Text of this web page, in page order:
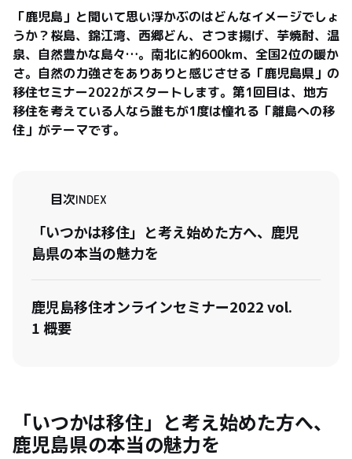
「鹿児島」と聞いて思い浮かぶのはどんなイメージでしょ
うか？桜島、錦江湾、西郷どん、さつま揚げ、芋焼酎、温
泉、自然豊かな島々…。南北に約600km、全国2位の暖か
さ。自然の力強さをありありと感じさせる「鹿児島県」の
移住セミナー2022がスタートします。第1回目は、地方
移住を考えている人なら誰もが1度は憧れる「離島への移
住」がテーマです。
目次INDEX
「いつかは移住」と考え始めた方へ、鹿児
島県の本当の魅力を
鹿児島移住オンラインセミナー2022 vol.
1 概要
「いつかは移住」と考え始めた方へ、
鹿児島県の本当の魅力を